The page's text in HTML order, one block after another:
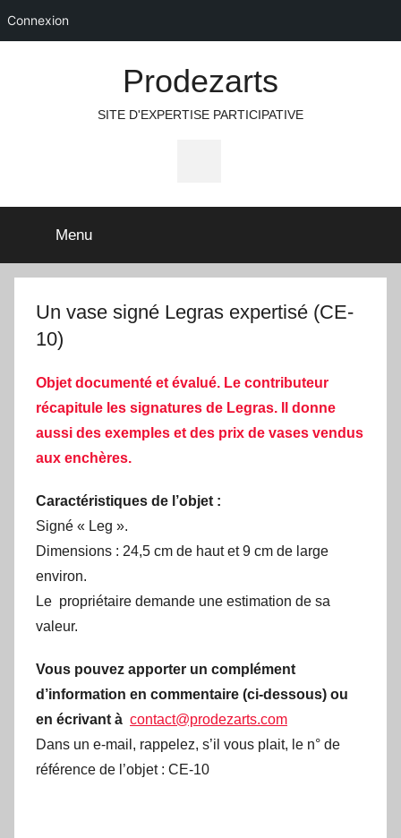
Connexion
Prodezarts
SITE D'EXPERTISE PARTICIPATIVE
Menu
Un vase signé Legras expertisé (CE-
10)
Objet documenté et évalué. Le contributeur
récapitule les signatures de Legras. Il donne
aussi des exemples et des prix de vases vendus
aux enchères.
Caractéristiques de l’objet :
Signé « Leg ».
Dimensions : 24,5 cm de haut et 9 cm de large
environ.
Le propriétaire demande une estimation de sa
valeur.
Vous pouvez apporter un complément
d’information en commentaire (ci-dessous) ou
en écrivant à contact@prodezarts.com
Dans un e-mail, rappelez, s’il vous plait, le n° de
référence de l’objet : CE-10